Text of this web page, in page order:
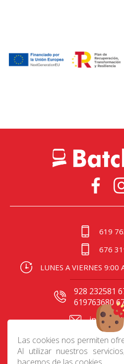
Las cookies nos permiten
Al utilizar nuestros
619
676
LUNES A VIERNES
928 232581
619763680
C/ Gral. Mas
24 35006,